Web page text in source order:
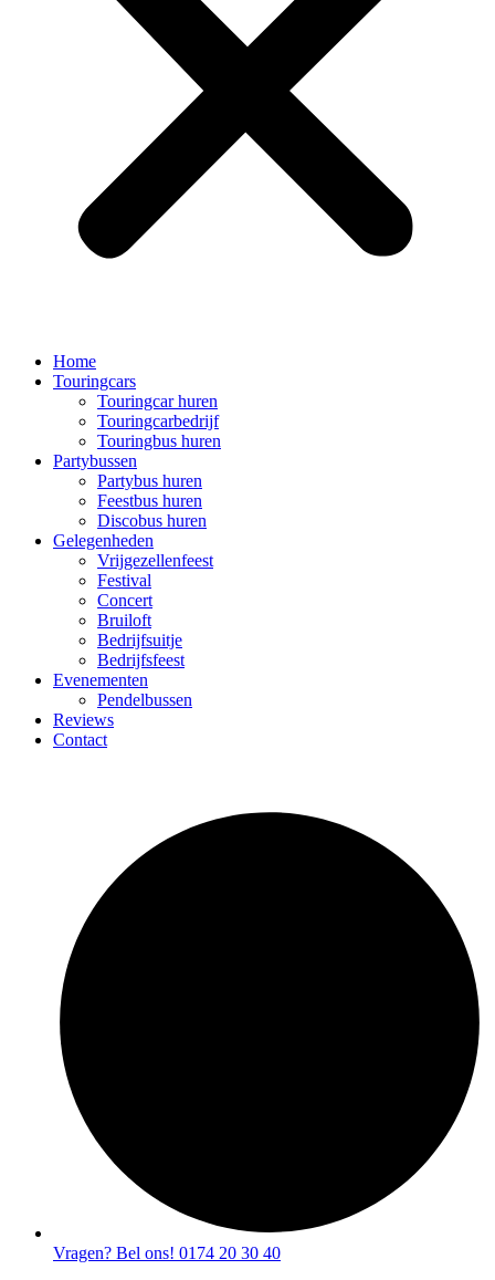
Home
Touringcars
Touringcar huren
Touringcarbedrijf
Touringbus huren
Partybussen
Partybus huren
Feestbus huren
Discobus huren
Gelegenheden
Vrijgezellenfeest
Festival
Concert
Bruiloft
Bedrijfsuitje
Bedrijfsfeest
Evenementen
Pendelbussen
Reviews
Contact
Vragen? Bel ons! 0174 20 30 40